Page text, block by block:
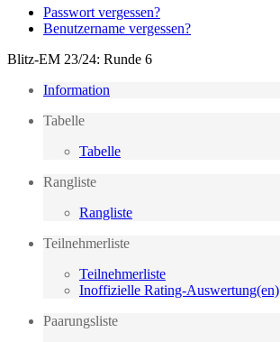
Passwort vergessen?
Benutzername vergessen?
Blitz-EM 23/24: Runde 6
Information
Tabelle
Tabelle
Rangliste
Rangliste
Teilnehmerliste
Teilnehmerliste
Inoffizielle Rating-Auswertung(en)
Paarungsliste